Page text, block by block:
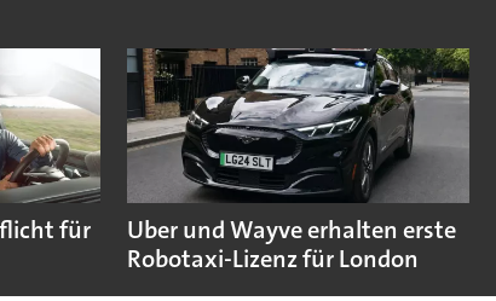
für
Uber und Wayve erhalten erste
Robotaxi-Lizenz für London